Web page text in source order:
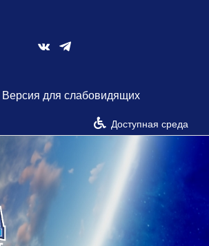
Vk
Версия для слабовидящих
Доступная среда